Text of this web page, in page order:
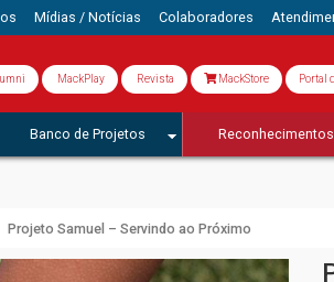
Mídias / Notícias Colaboradores
MackPlay Revista MackStore Portal
Banco de Projetos Reconhecimentos
Projeto Samuel – Servindo ao Próximo